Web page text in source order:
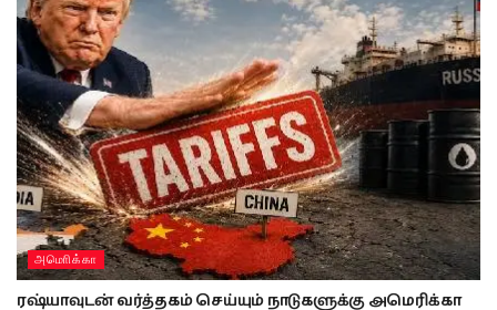
அமொிக்கா
ரஷ்யாவுடன் வர்த்தகம் செய்யும் நாடுகளுக்கு அமெரிக்கா